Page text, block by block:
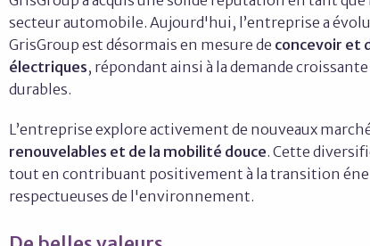
secteur automobile. Aujourd'hui, l’entreprise a
GrisGroup est désormais en mesure de concevoir et
électriques, répondant ainsi à la demande
durables.
L’entreprise explore activement de nouveaux
renouvelables et de la mobilité douce. Cette
tout en contribuant positivement à la transition
respectueuses de l'environnement.